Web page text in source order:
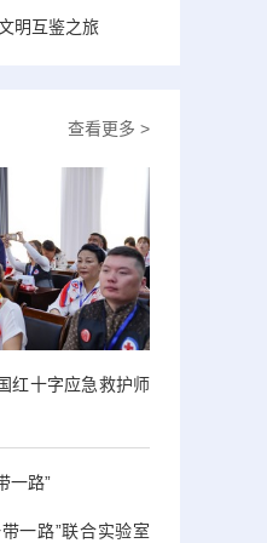
明互鉴之旅
查看更多 >
红十字应急救护师
一路”
一路”联合实验室